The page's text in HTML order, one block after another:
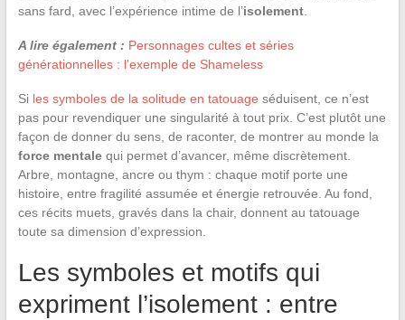
sans fard, avec l’expérience intime de l’isolement.
A lire également : Personnages cultes et séries
générationnelles : l'exemple de Shameless
Si les symboles de la solitude en tatouage séduisent, ce n’est
pas pour revendiquer une singularité à tout prix. C’est plutôt une
façon de donner du sens, de raconter, de montrer au monde la
force mentalequi permet d’avancer, même discrètement.
Arbre, montagne, ancre ou thym : chaque motif porte une
histoire, entre fragilité assumée et énergie retrouvée. Au fond,
ces récits muets, gravés dans la chair, donnent au tatouage
toute sa dimension d’expression.
Les symboles et motifs qui
expriment l’isolement : entre